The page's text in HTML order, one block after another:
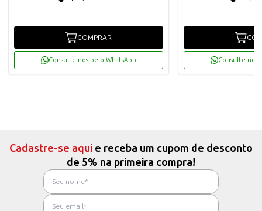
COMPRAR
Consulte-nos pelo WhatsApp Consulte-nos
Cadastre-se aqui e receba um cupom de desconto
de 5% na primeira compra!